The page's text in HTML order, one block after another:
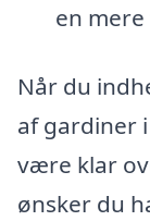
en
Når du
af gardiner
være klar
ønsker du